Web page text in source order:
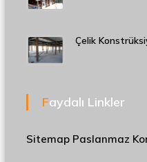
Çelik
Faydalı Linkler
Sitemap Paslanmaz